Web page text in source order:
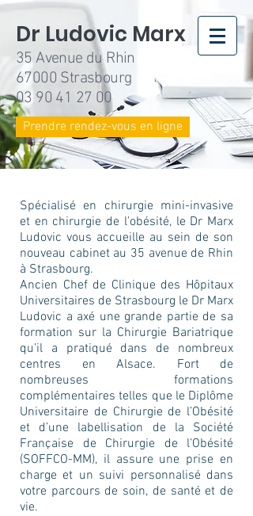
Dr Ludovic Marx
35 Avenue du Rhin
67000 Strasbourg
03 90 41 27 00
Prendre rendez-vous en ligne
Spécialisé en chirurgie mini-invasive
et en chirurgie de l’obésité, le Dr Marx
Ludovic vous accueille au sein de son
nouveau cabinet au 35 avenue de Rhin
à Strasbourg.
Ancien Chef de Clinique des Hôpitaux
Universitaires de Strasbourg le Dr Marx
Ludovic a axé une grande partie de sa
formation sur la Chirurgie Bariatrique
qu’il a pratiqué dans de nombreux
centres en Alsace. Fort de
nombreuses formations
complémentaires telles que le Diplôme
Universitaire de Chirurgie de l’Obésité
et d’une labellisation de la Société
Française de Chirurgie de l’Obésité
(SOFFCO-MM), il assure une prise en
charge et un suivi personnalisé dans
votre parcours de soin, de santé et de
vie.